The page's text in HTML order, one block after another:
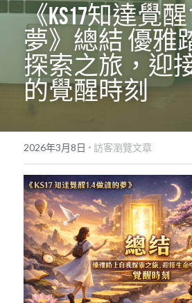
免費會員專區
VIP會員專區
歡迎來電
POWERED BY
《KS17知達覺
夢》總結 優雅
探索之旅，迎
的覺醒時刻
2026年3月8日 · 訪客瀏覽文章